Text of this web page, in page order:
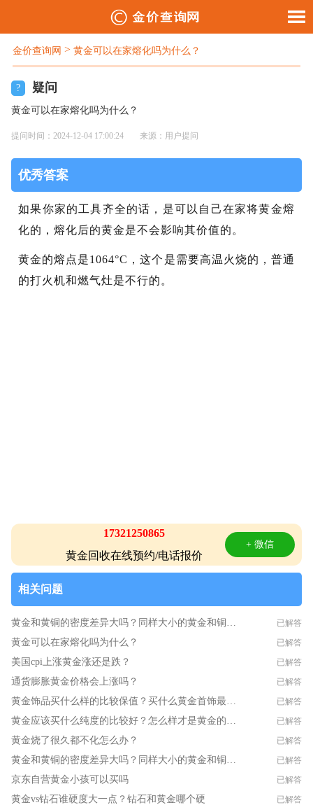
金价查询网 > 黄金可以在家熔化吗为什么？
? 疑问
黄金可以在家熔化吗为什么？
提问时间：2024-12-04 17:00:24 来源：用户提问
优秀答案
如果你家的工具齐全的话，是可以自己在家将黄金熔
化的，熔化后的黄金是不会影响其价值的。
黄金的熔点是1064°C，这个是需要高温火烧的，普通
的打火机和燃气灶是不行的。
17321250865
黄金回收在线预约/电话报价
+ 微信
相关问题
黄金和黄铜的密度差异大吗？同样大小的黄金和铜哪个重 已解答
黄金可以在家熔化吗为什么？ 已解答
美国cpi上涨黄金涨还是跌？ 已解答
通货膨胀黄金价格会上涨吗？ 已解答
黄金饰品买什么样的比较保值？买什么黄金首饰最保值？ 已解答
黄金应该买什么纯度的比较好？怎么样才是黄金的纯度高呢 已解答
黄金烧了很久都不化怎么办？ 已解答
黄金和黄铜的密度差异大吗？同样大小的黄金和铜哪个重 已解答
京东自营黄金小孩可以买吗 已解答
黄金vs钻石谁硬度大一点？钻石和黄金哪个硬 已解答